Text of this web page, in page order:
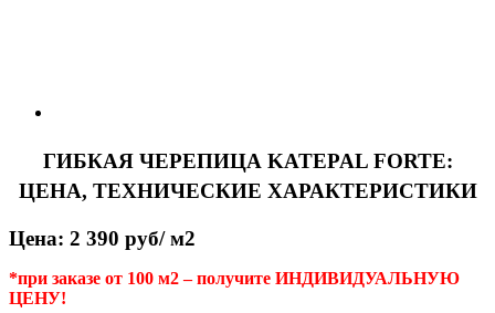
ГИБКАЯ ЧЕРЕПИЦА KATEPAL FORTE:
ЦЕНА, ТЕХНИЧЕСКИЕ ХАРАКТЕРИСТИКИ
Цена: 2 390 руб/ м2
*при заказе от 100 м2 – получите ИНДИВИДУАЛЬНУЮ
ЦЕНУ!